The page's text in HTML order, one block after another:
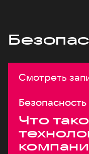
Смотреть
Безопасность
Что